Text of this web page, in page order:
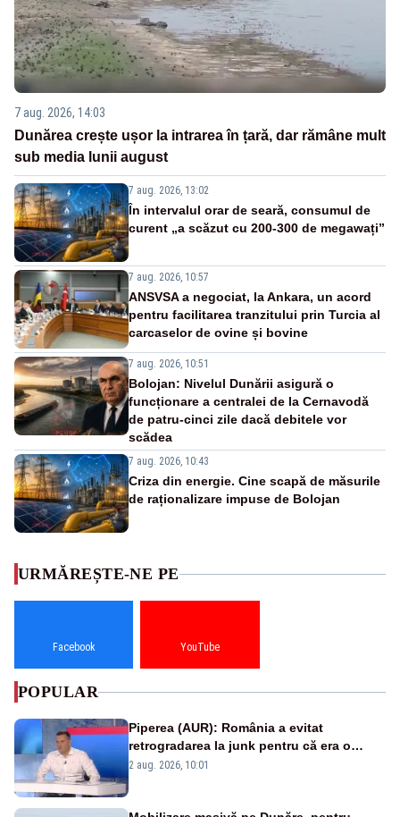
7 aug. 2026, 14:03
Dunărea crește ușor la intrarea în țară, dar rămâne mult
sub media lunii august
7 aug. 2026, 13:02
În intervalul orar de seară, consumul de
curent „a scăzut cu 200-300 de megawați”
7 aug. 2026, 10:57
ANSVSA a negociat, la Ankara, un acord
pentru facilitarea tranzitului prin Turcia al
carcaselor de ovine și bovine
7 aug. 2026, 10:51
Bolojan: Nivelul Dunării asigură o
funcționare a centralei de la Cernavodă
de patru-cinci zile dacă debitele vor
scădea
7 aug. 2026, 10:43
Criza din energie. Cine scapă de măsurile
de raționalizare impuse de Bolojan
URMĂREȘTE-NE PE
Facebook YouTube
POPULAR
Piperea (AUR): România a evitat
retrogradarea la junk pentru că era o
catastrofă pentru bănci și fondurile de
2 aug. 2026, 10:01